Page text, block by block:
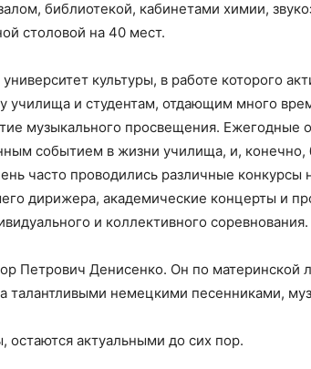
библиотекой, кабинетами химии,
столовой на 40 мест.
культуры, в работе которого
училища и студентам, отдающим много
музыкального просвещения. Ежегодные
событием в жизни училища, и,
часто проводились различные
дирижера, академические концерты и
и коллективного соревнования.
Петрович Денисенко. Он по материнской
талантливыми немецкими песенниками,
актуальными до сих пор.